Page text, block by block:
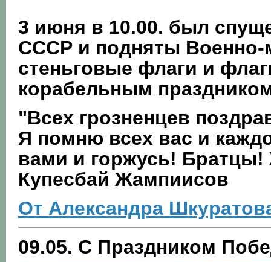
3 июня в 10.00. был
СССР и подняты Военно-
стеньговые флаги и
корабельным
"Всех грозненцев
Я помню всех вас и
вами и горжусь! Братцы!
Купесбай Жампиисов
От Александра
09.05. С Праздником